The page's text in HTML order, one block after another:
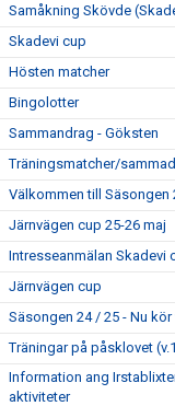
Samåkning Skövde
Skadevi cup
Hösten matcher
Bingolotter
Sammandrag - Göksten
Träningsmatcher/
Välkommen till Säsongen
Järnvägen cup 25-26 maj
Intresseanmälan Skadevi
Järnvägen cup
Säsongen 24 / 25 - Nu kör
Träningar på påsklovet
Information ang
aktiviteter